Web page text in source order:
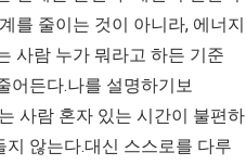
를 줄이는 것이 아니라, 에너지
사람 누가 뭐라고 하든 기준
어든다.나를 설명하기보
사람 혼자 있는 시간이 불편하
않는다.대신 스스로를 다루